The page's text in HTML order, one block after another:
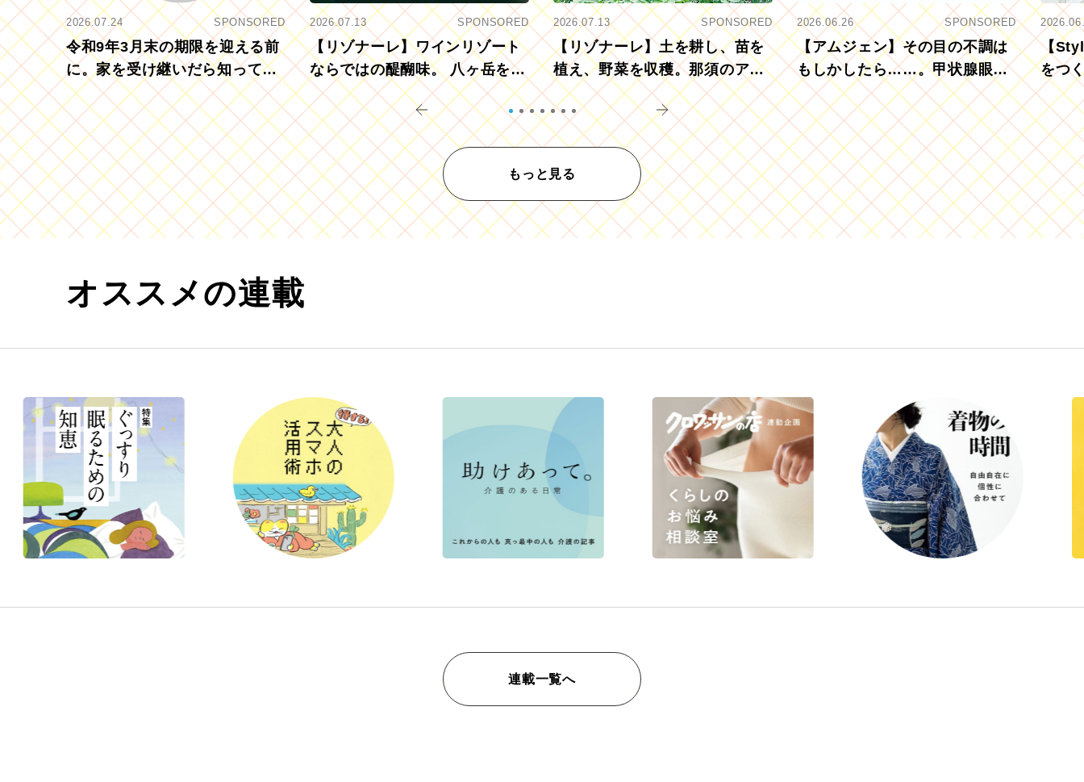
2026.07.24 SPONSORED
令和9年3月末の期限を迎える前
に。家を受け継いだら知ってお
きたい「相続登記の義務化」
2026.07.13 SPONSORED
【リゾナーレ】ワインリゾート
ならではの醍醐味。 八ヶ岳を望
むブドウ畑でアペロ
2026.07.13 SPONSORED
【リゾナーレ】土を耕し、苗を
植え、野菜を収穫。那須のアグ
リツーリズモを体験
2026.06.26 SPONSORED
【アムジェン】その目の不調は
もしかしたら……。甲状腺眼症
を知っていますか？
【
をつ
もっと見る
オススメの連載
連載一覧へ